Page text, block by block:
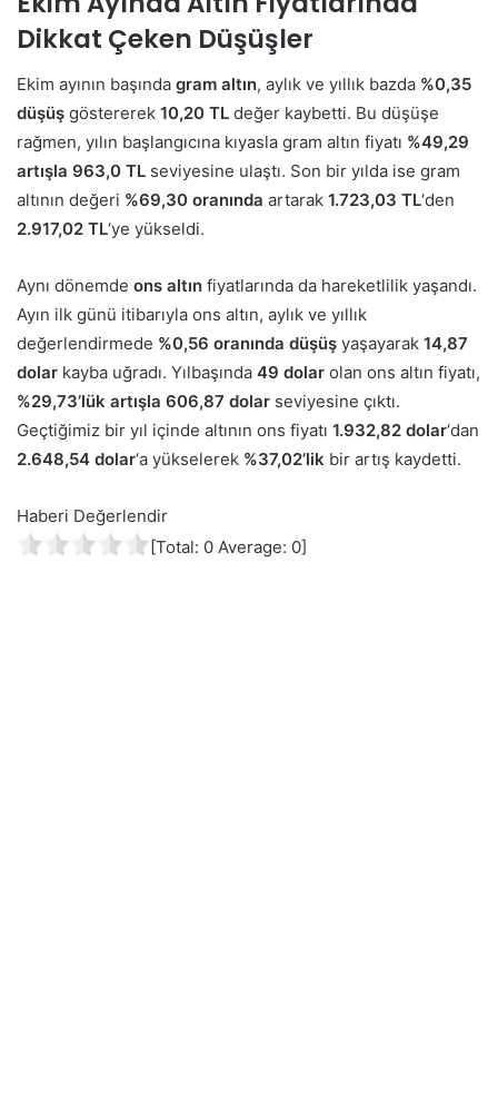
Dikkat Çeken Düşüşler
Ekim ayının başında gram altın, aylık ve yıllık bazda %0,35
düşüş göstererek 10,20 TL değer kaybetti. Bu düşüşe
rağmen, yılın başlangıcına kıyasla gram altın fiyatı %49,29
artışla 963,0 TL seviyesine ulaştı. Son bir yılda ise gram
altının değeri %69,30 oranında artarak 1.723,03 TL‘den
2.917,02 TL‘ye yükseldi.
Aynı dönemde ons altın fiyatlarında da hareketlilik yaşandı.
Ayın ilk günü itibarıyla ons altın, aylık ve yıllık
değerlendirmede %0,56 oranında düşüş yaşayarak 14,87
dolar kayba uğradı. Yılbaşında 49 dolar olan ons altın fiyatı,
%29,73’lük artışla 606,87 dolar seviyesine çıktı.
Geçtiğimiz bir yıl içinde altının ons fiyatı 1.932,82 dolar‘dan
2.648,54 dolar‘a yükselerek %37,02’lik bir artış kaydetti.
Haberi Değerlendir
[Total: 0 Average: 0]